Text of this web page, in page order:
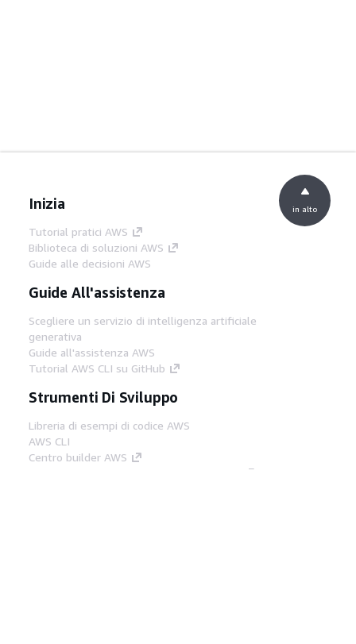
Inizia
Tutorial pratici AWS
Biblioteca di soluzioni AWS
Guide alle decisioni AWS
Guide All'assistenza
Scegliere un servizio di intelligenza artificiale
generativa
Guide all'assistenza AWS
Tutorial AWS CLI su GitHub
Strumenti Di Sviluppo
Libreria di esempi di codice AWS
AWS CLI
Centro builder AWS
in alto